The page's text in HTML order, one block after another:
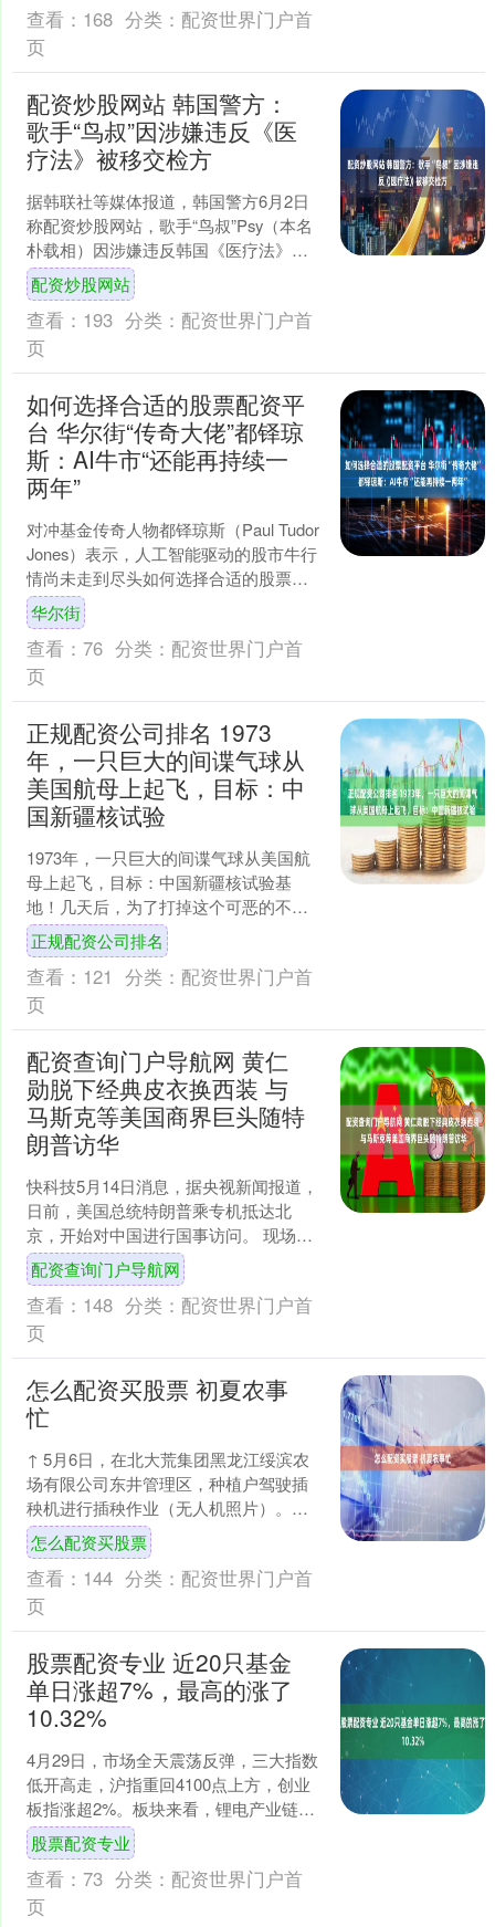
查看： 168 分类： 配资世界门户首
页
配资炒股网站 韩国警方：
歌手“鸟叔”因涉嫌违反《医
疗法》被移交检方
据韩联社等媒体报道，韩国警方6月2日
称配资炒股网站，歌手“鸟叔”Psy（本名
朴载相）因涉嫌违反韩国《医疗法》，
已被移交检方。 报道称，朴载相被指控
于2022年至....
配资炒股网站
查看： 193 分类： 配资世界门户首
页
如何选择合适的股票配资平
台 华尔街“传奇大佬”都铎琼
斯：AI牛市“还能再持续一
两年”
对冲基金传奇人物都铎琼斯（Paul Tudor
Jones）表示，人工智能驱动的股市牛行
情尚未走到尽头如何选择合适的股票配
资平台，他近期已加仓相关股票，并从
数十....
华尔街
查看： 76 分类： 配资世界门户首
页
正规配资公司排名 1973
年，一只巨大的间谍气球从
美国航母上起飞，目标：中
国新疆核试验
1973年，一只巨大的间谍气球从美国航
母上起飞，目标：中国新疆核试验基
地！几天后，为了打掉这个可恶的不速
之客，在队友6次尝试均告失败的情况
下，一架歼-6竟然在万....
正规配资公司排名
查看： 121 分类： 配资世界门户首
页
配资查询门户导航网 黄仁
勋脱下经典皮衣换西装 与
马斯克等美国商界巨头随特
朗普访华
快科技5月14日消息，据央视新闻报道，
日前，美国总统特朗普乘专机抵达北
京，开始对中国进行国事访问。 现场画
面显示，随特朗普一同抵达的随行人员
中，包括特斯拉CEO....
配资查询门户导航网
查看： 148 分类： 配资世界门户首
页
怎么配资买股票 初夏农事
忙
↑ 5月6日，在北大荒集团黑龙江绥滨农
场有限公司东井管理区，种植户驾驶插
秧机进行插秧作业（无人机照片）。新
华社发（李兴摄） 初夏时节，各地农民
抢抓农时开展农事活....
怎么配资买股票
查看： 144 分类： 配资世界门户首
页
股票配资专业 近20只基金
单日涨超7%，最高的涨了
10.32%
4月29日，市场全天震荡反弹，三大指数
低开高走，沪指重回4100点上方，创业
板指涨超2%。板块来看，锂电产业链爆
发，算力租赁概念反复活跃，CPO概念
盘中震荡回升....
股票配资专业
查看： 73 分类： 配资世界门户首
页